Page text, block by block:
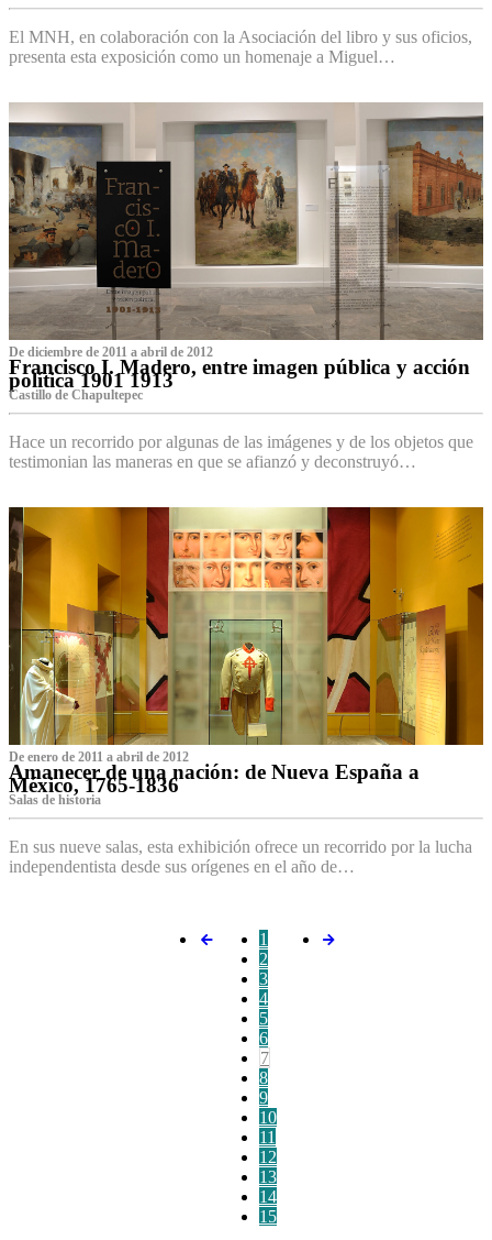
El MNH, en colaboración con la Asociación del libro y sus oficios,
presenta esta exposición como un homenaje a Miguel…
De diciembre de 2011 a abril de 2012
Francisco I. Madero, entre imagen pública y acción
política 1901 1913
Castillo de Chapultepec
Hace un recorrido por algunas de las imágenes y de los objetos que
testimonian las maneras en que se afianzó y deconstruyó…
De enero de 2011 a abril de 2012
Amanecer de una nación: de Nueva España a
México, 1765-1836
Salas de historia
En sus nueve salas, esta exhibición ofrece un recorrido por la lucha
independentista desde sus orígenes en el año de…
1
2
3
4
5
6
7
8
9
10
11
12
13
14
15